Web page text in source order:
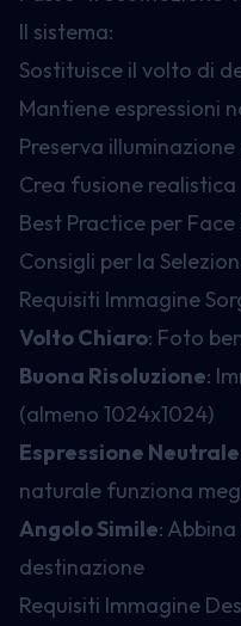
Il sistema:
Sostituisce il volto di
Mantiene espressioni
Preserva
Crea fusione realistica
Best Practice per Face
Consigli per la
Requisiti Immagine
Volto Chiaro: Foto
Buona Risoluzione:
(almeno 1024x1024)
Espressione Neutrale
naturale funziona
Angolo Simile:
destinazione
Requisiti Immagine